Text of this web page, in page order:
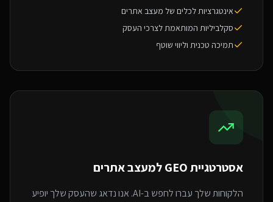
אינטגרציות לכלים של מעצב אתרים
סקלביליות המותאמת לצרכי העסק
תמיכה טכנית וליווי שוטף
אסטרטגיית GEO ל מעצב אתרים
הלקוחות שלך עברו לחפש ב-AI. אנו נדאג שהעסק שלך יופיע